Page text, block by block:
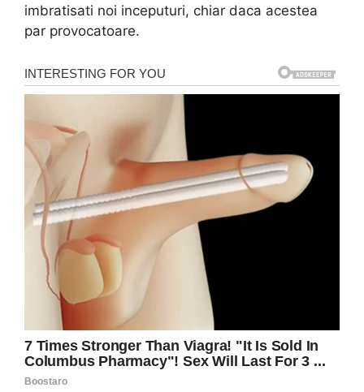
imbratisati noi inceputuri, chiar daca acestea
par provocatoare.